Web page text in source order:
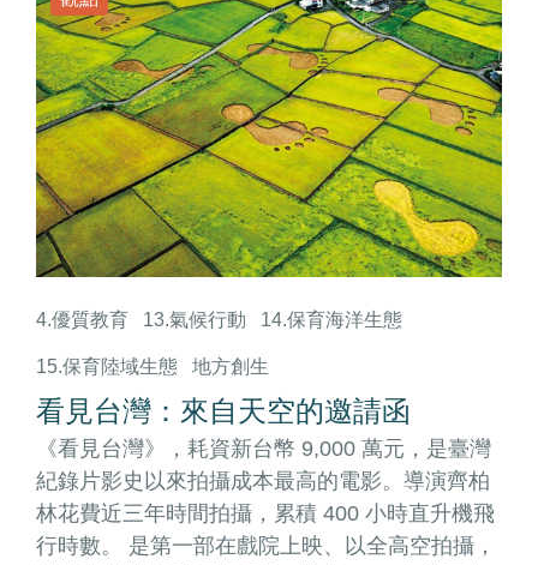
4.優質教育 13.氣候行動 14.保育海洋生態
15.保育陸域生態 地方創生
看見台灣：來自天空的邀請函
《看見台灣》，耗資新台幣 9,000 萬元，是臺灣
紀錄片影史以來拍攝成本最高的電影。導演齊柏
林花費近三年時間拍攝，累積 400 小時直升機飛
行時數。 是第一部在戲院上映、以全高空拍攝，